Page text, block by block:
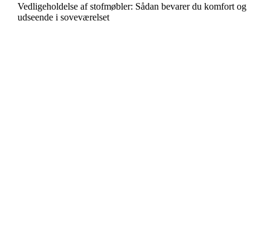
Vedligeholdelse af stofmøbler: Sådan bevarer du komfort og
udseende i soveværelset